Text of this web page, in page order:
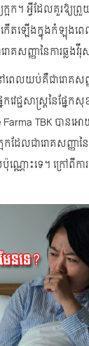
។ អ្វីដែលគួរឱ្យព្រួយ
ើតឡើងក្នុងកំឡុងពេ
ោគសញ្ញានៃការឆ្លងវី
ពេលយប់គឺជារោគសញ្
េជ្ជសាស្ត្រនៃផ្នែក
TBK បានអ
កដែលជារោគសញ្ញាន
ោះទេ។ ក្រៅពីការ